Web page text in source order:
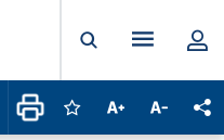
Ouvrir laMenu
Connectez-vous
Augmenter la